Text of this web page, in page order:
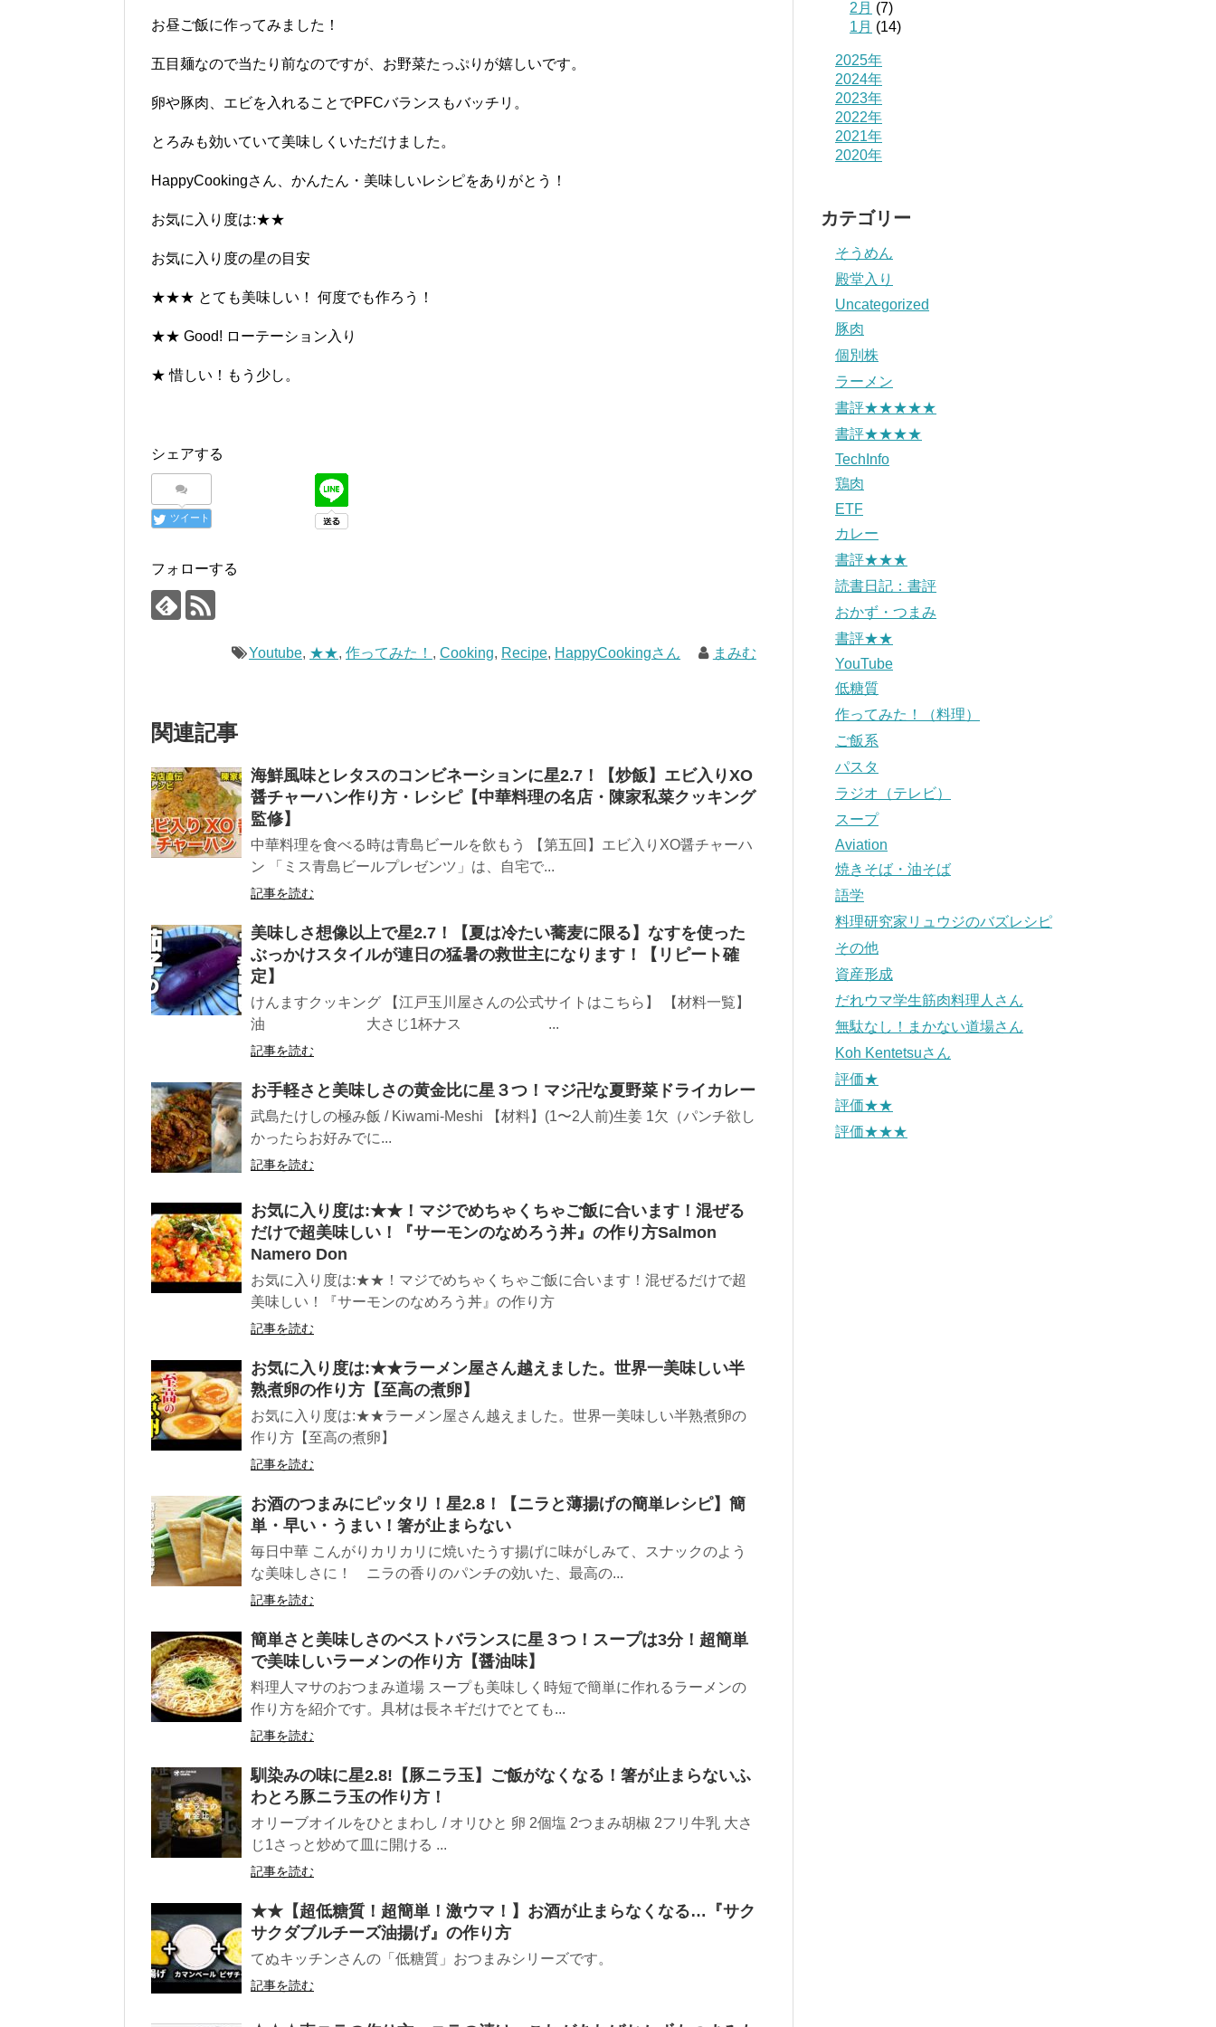
お昼ご飯に作ってみました！
五目麺なので当たり前なのですが、お野菜たっぷりが嬉しいです。
卵や豚肉、エビを入れることでPFCバランスもバッチリ。
とろみも効いていて美味しくいただけました。
HappyCookingさん、かんたん・美味しいレシピをありがとう！
お気に入り度は:★★
お気に入り度の星の目安
★★★ とても美味しい！ 何度でも作ろう！
★★ Good! ローテーション入り
★ 惜しい！もう少し。
シェアする
ツイート
フォローする
Youtube, ★★,作ってみた！ ,Cooking, Recipe, HappyCookingさん まみむ
関連記事
海鮮風味とレタスのコンビネーションに星2.7！【炒飯】エビ入りXO
醤チャーハン作り方・レシピ【中華料理の名店・陳家私菜クッキング
監修】
中華料理を食べる時は青島ビールを飲もう 【第五回】エビ入りXO醤チャーハ
ン 「ミス青島ビールプレゼンツ」は、自宅で...
記事を読む
美味しさ想像以上で星2.7！【夏は冷たい蕎麦に限る】なすを使った
ぶっかけスタイルが連日の猛暑の救世主になります！【リピート確
定】
けんますクッキング 【江戸玉川屋さんの公式サイトはこちら】 【材料一覧】
油 大さじ1杯ナス ...
記事を読む
お手軽さと美味しさの黄金比に星３つ！マジ卍な夏野菜ドライカレー
武島たけしの極み飯 / Kiwami-Meshi 【材料】(1〜2人前)生姜 1欠（パンチ欲し
かったらお好みでに...
記事を読む
お気に入り度は:★★！マジでめちゃくちゃご飯に合います！混ぜる
だけで超美味しい！『サーモンのなめろう丼』の作り方Salmon
Namero Don
お気に入り度は:★★！マジでめちゃくちゃご飯に合います！混ぜるだけで超
美味しい！『サーモンのなめろう丼』の作り方
記事を読む
お気に入り度は:★★ラーメン屋さん越えました。世界一美味しい半
熟煮卵の作り方【至高の煮卵】
お気に入り度は:★★ラーメン屋さん越えました。世界一美味しい半熟煮卵の
作り方【至高の煮卵】
記事を読む
お酒のつまみにピッタリ！星2.8！【ニラと薄揚げの簡単レシピ】簡
単・早い・うまい！箸が止まらない
毎日中華 こんがりカリカリに焼いたうす揚げに味がしみて、スナックのよう
な美味しさに！ ニラの香りのパンチの効いた、最高の...
記事を読む
簡単さと美味しさのベストバランスに星３つ！スープは3分！超簡単
で美味しいラーメンの作り方【醤油味】
料理人マサのおつまみ道場 スープも美味しく時短で簡単に作れるラーメンの
作り方を紹介です。具材は長ネギだけでとても...
記事を読む
馴染みの味に星2.8!【豚ニラ玉】ご飯がなくなる！箸が止まらないふ
わとろ豚ニラ玉の作り方！
オリーブオイルをひとまわし / オリひと 卵 2個塩 2つまみ胡椒 2フリ牛乳 大さ
じ1さっと炒めて皿に開ける ...
記事を読む
★★【超低糖質！超簡単！激ウマ！】お酒が止まらなくなる…『サク
サクダブルチーズ油揚げ』の作り方
てぬキッチンさんの「低糖質」おつまみシリーズです。
記事を読む
2月 (7)
1月 (14)
2025年
2024年
2023年
2022年
2021年
2020年
カテゴリー
そうめん
殿堂入り
Uncategorized
豚肉
個別株
ラーメン
書評★★★★★
書評★★★★
TechInfo
鶏肉
ETF
カレー
書評★★★
読書日記：書評
おかず・つまみ
書評★★
YouTube
低糖質
作ってみた！（料理）
ご飯系
パスタ
ラジオ（テレビ）
スープ
Aviation
焼きそば・油そば
語学
料理研究家リュウジのバズレシピ
その他
資産形成
だれウマ学生筋肉料理人さん
無駄なし！まかない道場さん
Koh Kentetsuさん
評価★
評価★★
評価★★★